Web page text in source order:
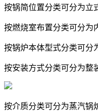
按锅简位置分类可分为立
按燃烧室布置分类可分为
按锅炉本体型式分类可分
按安装方式分类可分为整
按介质分类可分为蒸汽锅